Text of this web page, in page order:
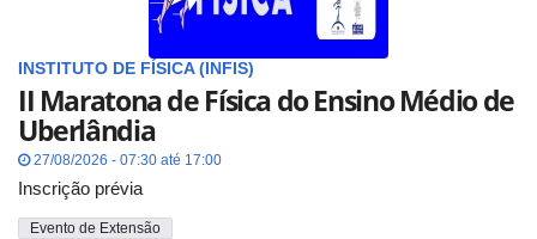
INSTITUTO DE FÍSICA (INFIS)
II Maratona de Física do Ensino Médio de
Uberlândia
27/08/2026 - 07:30 até 17:00
Inscrição prévia
Evento de Extensão